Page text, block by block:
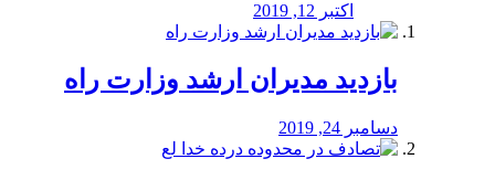
اکتبر 12, 2019
بازدید مدیران ارشد وزارت راه
دسامبر 24, 2019